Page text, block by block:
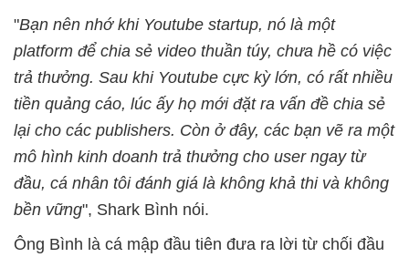
"Bạn nên nhớ khi Youtube startup, nó là một
platform để chia sẻ video thuần túy, chưa hề có việc
trả thưởng. Sau khi Youtube cực kỳ lớn, có rất nhiều
tiền quảng cáo, lúc ấy họ mới đặt ra vấn đề chia sẻ
lại cho các publishers. Còn ở đây, các bạn vẽ ra một
mô hình kinh doanh trả thưởng cho user ngay từ
đầu, cá nhân tôi đánh giá là không khả thi và không
bền vững", Shark Bình nói.
Ông Bình là cá mập đầu tiên đưa ra lời từ chối đầu